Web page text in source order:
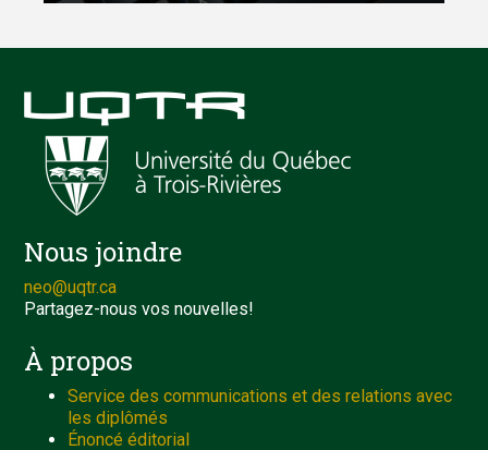
Nous joindre
neo@uqtr.ca
Partagez-nous vos nouvelles!
À propos
Service des communications et des relations avec
les diplômés
Énoncé éditorial